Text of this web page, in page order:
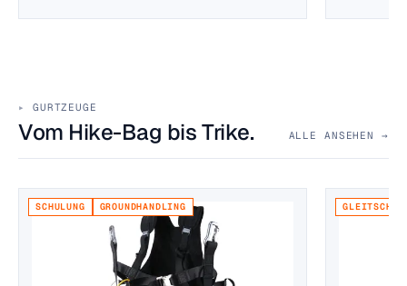
breiten Geschwindigkeitsbereich profilstabil
Wahl der
GURTZEUGE
Vom Hike-Bag bis Trike. ALLE ANSEHEN →
SCHULUNG GROUNDHANDLING